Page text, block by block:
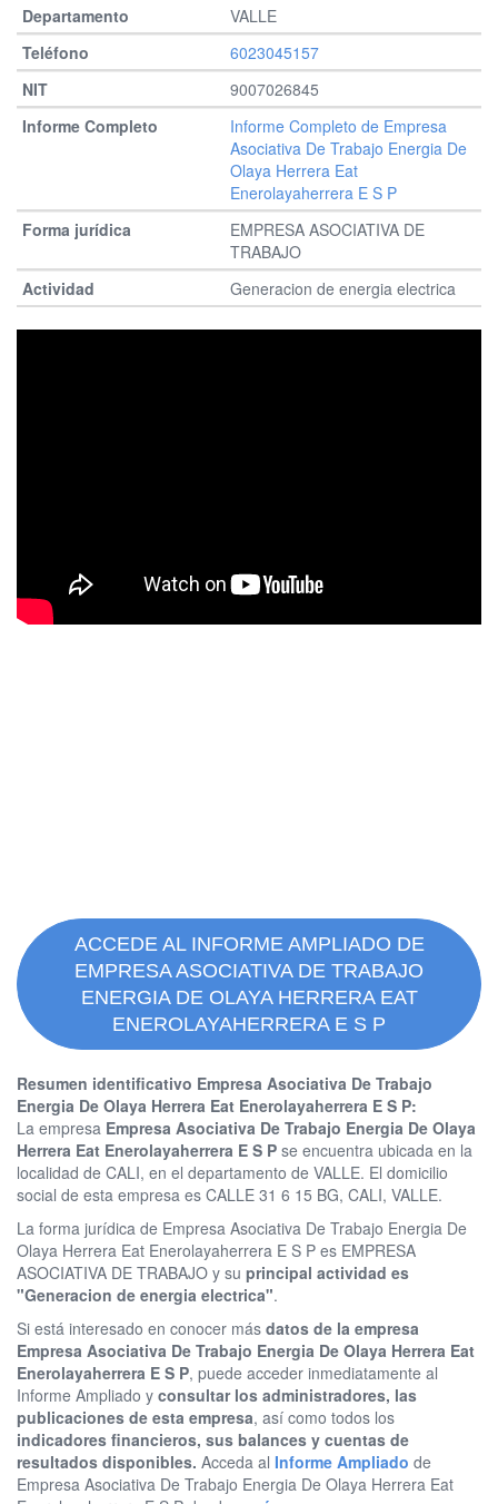
VALLE
6023045157
9007026845
Informe Completo de Empresa
Asociativa De Trabajo Energia De
Olaya Herrera Eat
Enerolayaherrera E S P
EMPRESA ASOCIATIVA DE
TRABAJO
Generacion de energia electrica
ACCEDE AL INFORME AMPLIADO DE
EMPRESA ASOCIATIVA DE TRABAJO
ENERGIA DE OLAYA HERRERA EAT
ENEROLAYAHERRERA E S P
Resumen identificativo Empresa Asociativa De Trabajo
Energia De Olaya Herrera Eat Enerolayaherrera E S P:
La empresa Empresa Asociativa De Trabajo Energia De Olaya
Herrera Eat Enerolayaherrera E S P se encuentra ubicada en la
localidad de CALI, en el departamento de VALLE. El domicilio
social de esta empresa es CALLE 31 6 15 BG, CALI, VALLE.
La forma jurídica de Empresa Asociativa De Trabajo Energia De
Olaya Herrera Eat Enerolayaherrera E S P es EMPRESA
ASOCIATIVA DE TRABAJO y su principal actividad es
"Generacion de energia electrica".
Si está interesado en conocer más datos de la empresa
Empresa Asociativa De Trabajo Energia De Olaya Herrera Eat
Enerolayaherrera E S P, puede acceder inmediatamente al
Informe Ampliado y consultar los administradores, las
publicaciones de esta empresa, así como todos los
indicadores financieros, sus balances y cuentas de
resultados disponibles. Acceda al Informe Ampliado de
Empresa Asociativa De Trabajo Energia De Olaya Herrera Eat